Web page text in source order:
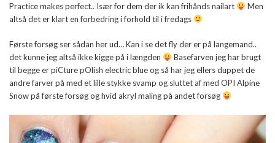
Practice makes perfect.. Især for dem der ik kan frihånds nailart
Men
altså det er klart en forbedring i forhold til i fredags
Første forsøg ser sådan her ud… Kan i se det fly der er på langemand..
det kunne jeg altså ikke kigge på i længden
Basefarven jeg har brugt
til begge er piCture pOlish electric blue og så har jeg ellers duppet de
andre farver på med et lille stykke svamp og sluttet af med OPI Alpine
Snow på første forsøg og hvid akryl maling på andet forsøg